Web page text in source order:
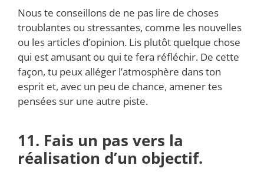
Nous te conseillons de ne pas lire de choses
troublantes ou stressantes, comme les nouvelles
ou les articles d’opinion. Lis plutôt quelque chose
qui est amusant ou qui te fera réfléchir. De cette
façon, tu peux alléger l’atmosphère dans ton
esprit et, avec un peu de chance, amener tes
pensées sur une autre piste.
11. Fais un pas vers la
réalisation d’un objectif.